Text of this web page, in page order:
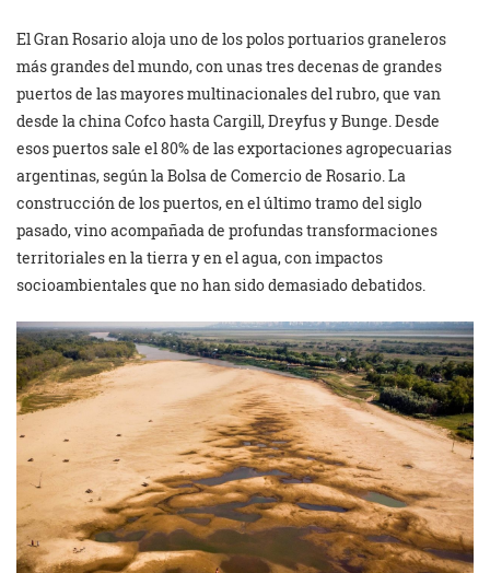
El Gran Rosario aloja uno de los polos portuarios graneleros
más grandes del mundo, con unas tres decenas de grandes
puertos de las mayores multinacionales del rubro, que van
desde la china Cofco hasta Cargill, Dreyfus y Bunge. Desde
esos puertos sale el 80% de las exportaciones agropecuarias
argentinas, según la Bolsa de Comercio de Rosario. La
construcción de los puertos, en el último tramo del siglo
pasado, vino acompañada de profundas transformaciones
territoriales en la tierra y en el agua, con impactos
socioambientales que no han sido demasiado debatidos.